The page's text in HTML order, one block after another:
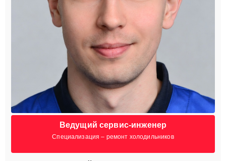
Ведущий сервис-инженер
Специализация – ремонт холодильников